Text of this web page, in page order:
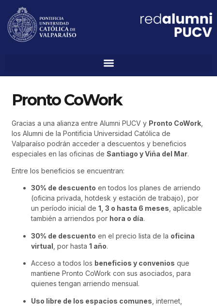
Pronto CoWork
Gracias a una alianza entre Alumni PUCV y Pronto CoWork
los Alumni de la Pontificia Universidad Católica de
Valparaíso podrán acceder a descuentos y beneficios
especiales en las oficinas de Santiago y Viña del Mar.
Entre los beneficios se encuentran:
30% de descuento en todos los planes de arriendo
(oficina privada, hotdesk y estación de trabajo), por
un período inicial de 1, 3 o hasta 6 meses , aplicable
también a arriendos por hora o día.
30% de descuento en el precio lista de la oficina
virtual , por hasta 1 año.
Acceso a todos los beneficios y convenios que
mantiene Pronto CoWork con sus asociados, para
quienes tengan arriendo mensual.
Uso libre de los espacios comunes , internet,